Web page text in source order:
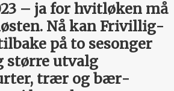
– ja for hvitløken må
Nå kan Frivillig­
på to ­sesonger
større utvalg
trær og bær­